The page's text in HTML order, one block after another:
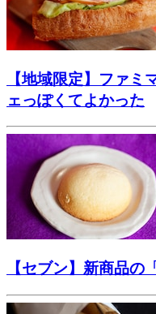
【地域限定】ファミ
ェっぽくてよかった
【セブン】新商品の